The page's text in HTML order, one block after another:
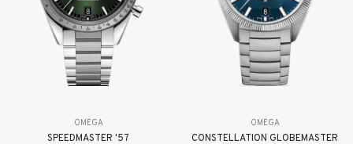
OMEGA
SPEEDMASTER '57
OMEGA
CONSTELLATION GLOBEMASTER